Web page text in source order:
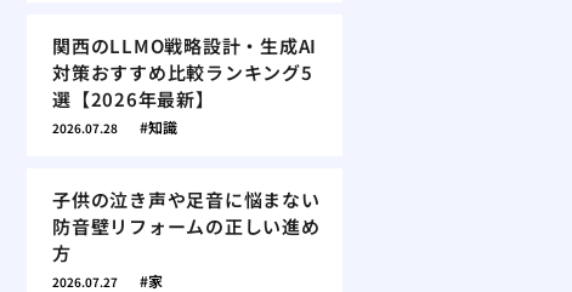
関西のLLMO戦略設計・生成AI
対策おすすめ比較ランキング5
選【2026年最新】
2026.07.28 知識
子供の泣き声や足音に悩まない
防音壁リフォームの正しい進め
方
2026.07.27 家